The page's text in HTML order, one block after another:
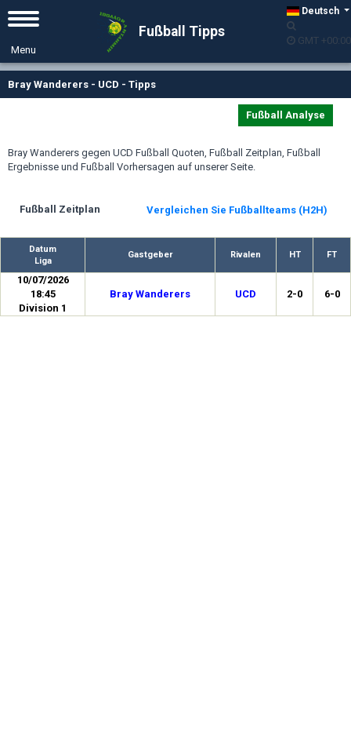
Deutsch
GMT +00:00
Fußball Tipps
Bray Wanderers - UCD - Tipps
Fußball Analyse
Bray Wanderers gegen UCD Fußball Quoten, Fußball Zeitplan, Fußball
Ergebnisse und Fußball Vorhersagen auf unserer Seite.
Fußball Zeitplan Vergleichen Sie Fußballteams (H2H)
Datum
Liga
Gastgeber Rivalen HT FT
10/07/2026
18:45
Division 1
Bray Wanderers UCD 2-0 6-0